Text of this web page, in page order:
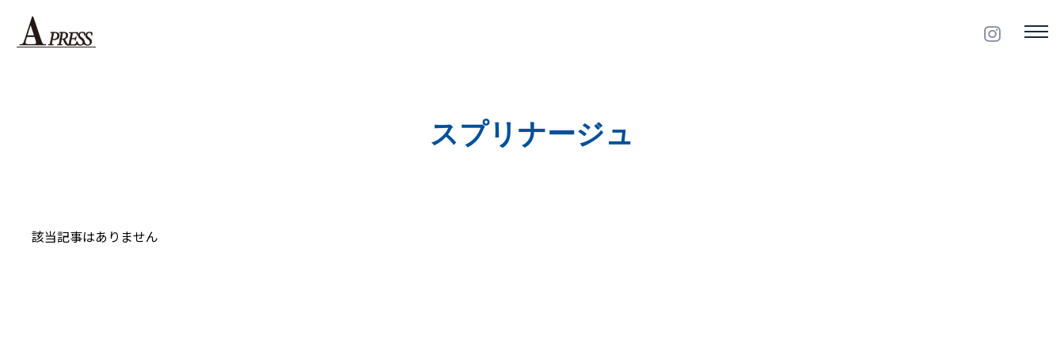
スプリナージュ
該当記事はありません